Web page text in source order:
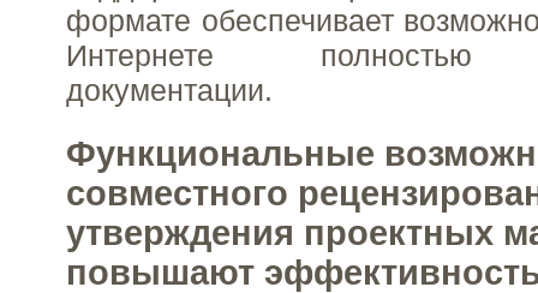
формате обеспечивает
Интернете полностью
документации.
Функциональные
совместного
утверждения проектных
повышают